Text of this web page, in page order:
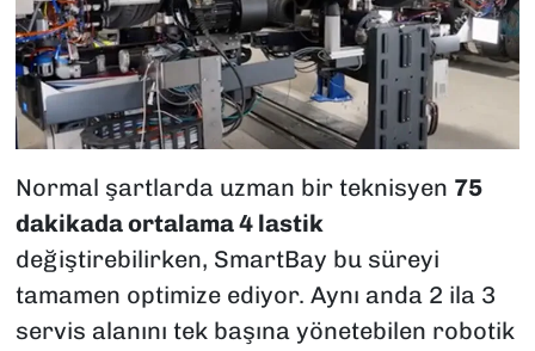
Normal şartlarda uzman bir teknisyen 75
dakikada ortalama 4 lastik
değiştirebilirken, SmartBay bu süreyi
tamamen optimize ediyor. Aynı anda 2 ila 3
servis alanını tek başına yönetebilen robotik